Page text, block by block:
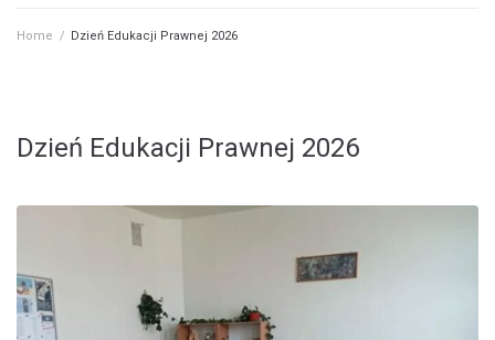
Home / Dzień Edukacji Prawnej 2026
Dzień Edukacji Prawnej 2026